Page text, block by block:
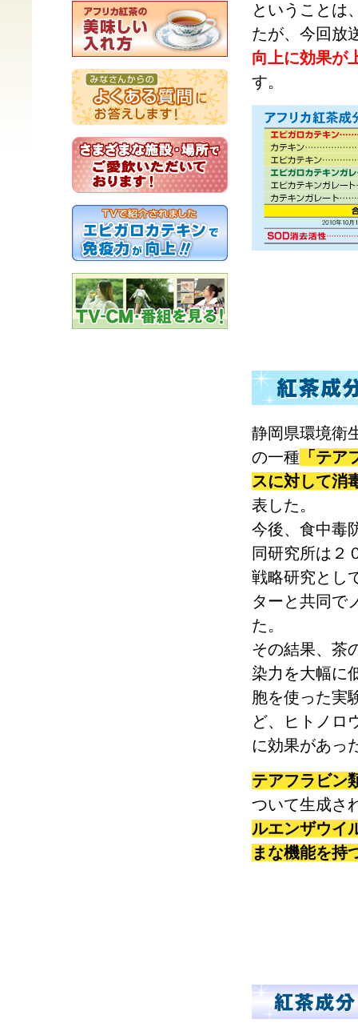
ということは
たが、今回放
向上に効果が
す。
静岡県環境衛
の一種 「テ
スに対して消
表した。
今後、食中毒
同研究所は２
戦略研究とし
ターと共同で
た。
その結果、茶
染力を大幅に
胞を使った実
ど、ヒトノロ
に効果があっ
テアフラビン
ついて生成さ
ルエンザウイ
まな機能を持